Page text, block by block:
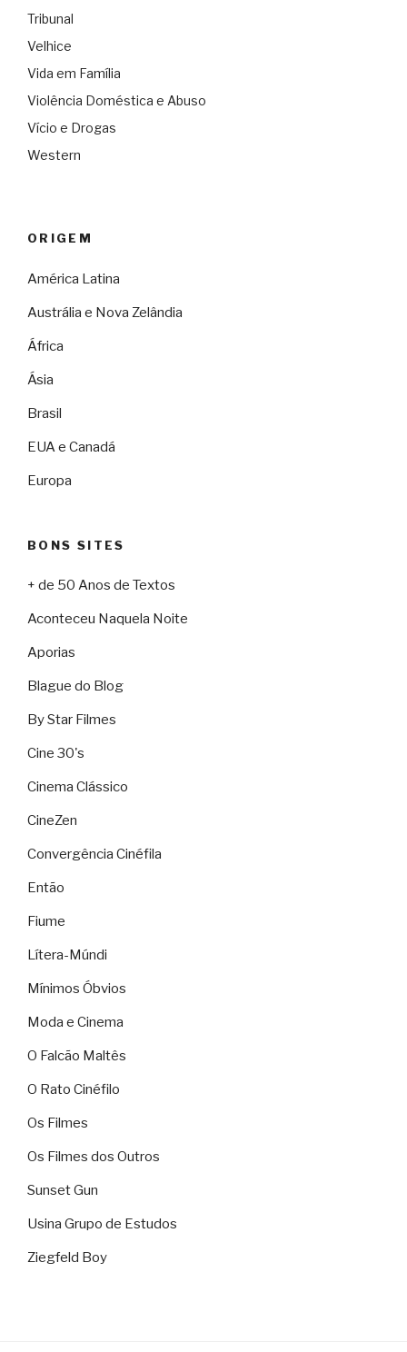
Tribunal
Velhice
Vida em Família
Violência Doméstica e Abuso
Vício e Drogas
Western
ORIGEM
América Latina
Austrália e Nova Zelândia
África
Ásia
Brasil
EUA e Canadá
Europa
BONS SITES
+ de 50 Anos de Textos
Aconteceu Naquela Noite
Aporias
Blague do Blog
By Star Filmes
Cine 30's
Cinema Clássico
CineZen
Convergência Cinéfila
Então
Fiume
Lítera-Múndi
Mínimos Óbvios
Moda e Cinema
O Falcão Maltês
O Rato Cinéfilo
Os Filmes
Os Filmes dos Outros
Sunset Gun
Usina Grupo de Estudos
Ziegfeld Boy